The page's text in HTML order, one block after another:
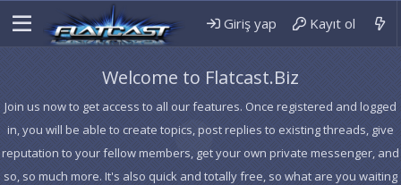
Giriş yap Kayıt ol
Welcome to Flatcast.Biz
Join us now to get access to all our features. Once registered and logged
in, you will be able to create topics, post replies to existing threads, give
reputation to your fellow members, get your own private messenger, and
so, so much more. It's also quick and totally free, so what are you waiting